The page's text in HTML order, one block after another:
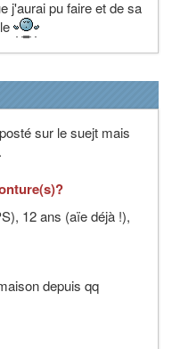
j'aurai pu faire et de sa
sur le suejt mais
12 ans (aïe déjà !),
depuis qq